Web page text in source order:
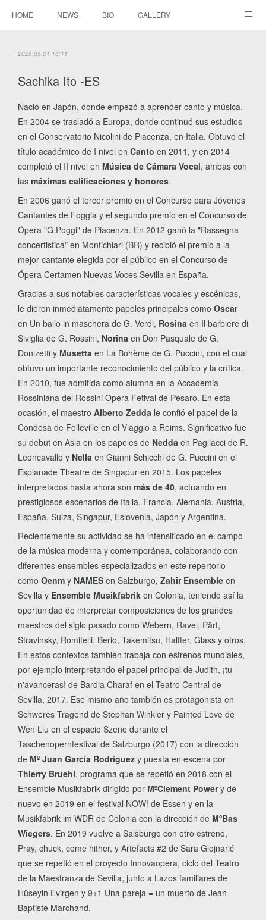
HOME NEWS BIO GALLERY
2025.05.01 16:11
Sachika Ito -ES
Nació en Japón, donde empezó a aprender canto y música.
En 2004 se trasladó a Europa, donde continuó sus estudios
en el Conservatorio Nicolini de Piacenza, en Italia. Obtuvo el
título académico de I nivel en Canto en 2011, y en 2014
completó el II nivel en Música de Cámara Vocal, ambas con
las máximas calificaciones y honores.
En 2006 ganó el tercer premio en el Concurso para Jóvenes
Cantantes de Foggia y el segundo premio en el Concurso de
Ópera "G.Poggi" de Piacenza. En 2012 ganó la "Rassegna
concertistica" en Montichiari (BR) y recibió el premio a la
mejor cantante elegida por el público en el Concurso de
Ópera Certamen Nuevas Voces Sevilla en España.
Gracias a sus notables características vocales y escénicas,
le dieron inmediatamente papeles principales como Oscar
en Un ballo in maschera de G. Verdi, Rosina en Il barbiere di
Siviglia de G. Rossini, Norina en Don Pasquale de G.
Donizetti y Musetta en La Bohème de G. Puccini, con el cual
obtuvo un importante reconocimiento del público y la crítica.
En 2010, fue admitida como alumna en la Accademia
Rossiniana del Rossini Opera Fetival de Pesaro. En esta
ocasión, el maestro Alberto Zedda le confió el papel de la
Condesa de Folleville en el Viaggio a Reims. Significativo fue
su debut en Asia en los papeles de Nedda en Pagliacci de R.
Leoncavallo y Nella en Gianni Schicchi de G. Puccini en el
Esplanade Theatre de Singapur en 2015. Los papeles
interpretados hasta ahora son más de 40, actuando en
prestigiosos escenarios de Italia, Francia, Alemania, Austria,
España, Suiza, Singapur, Eslovenia, Japón y Argentina.
Recientemente su actividad se ha intensificado en el campo
de la música moderna y contemporánea, colaborando con
diferentes ensembles especializados en este repertorio
como Oenm y NAMES en Salzburgo, Zahir Ensemble en
Sevilla y Ensemble Musikfabrik en Colonia, teniendo así la
oportunidad de interpretar composiciones de los grandes
maestros del siglo pasado como Webern, Ravel, Pärt,
Stravinsky, Romitelli, Berio, Takemitsu, Halfter, Glass y otros.
En estos contextos también trabaja con estrenos mundiales,
por ejemplo interpretando el papel principal de Judith, ¡tu
n'avanceras! de Bardia Charaf en el Teatro Central de
Sevilla, 2017. Ese mismo año también es protagonista en
Schweres Tragend de Stephan Winkler y Painted Love de
Wen Liu en el espacio Szene durante el
Taschenopernfestival de Salzburgo (2017) con la dirección
de Mº Juan García Rodríguez y puesta en escena por
Thierry Bruehl, programa que se repetió en 2018 con el
Ensemble Musikfabrik dirigido por MºClement Powery de
nuevo en 2019 en el festival NOW! de Essen y en la
Musikfabrik im WDR de Colonia con la dirección de MºBas
Wiegers. En 2019 vuelve a Salsburgo con otro estreno,
Pray, chuck, come hither, y Artefacts #2 de Sara Glojnarić
que se repetió en el proyecto Innovaopera, ciclo del Teatro
de la Maestranza de Sevilla, junto a Lazos familiares de
Hüseyin Evirgen y 9+1 Una pareja = un muerto de Jean-
Baptiste Marchand.